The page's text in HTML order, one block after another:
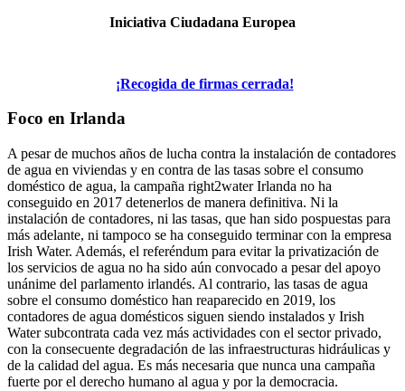
Iniciativa Ciudadana Europea
¡Recogida de firmas cerrada!
Foco en Irlanda
A pesar de muchos años de lucha contra la instalación de contadores
de agua en viviendas y en contra de las tasas sobre el consumo
doméstico de agua, la campaña right2water Irlanda no ha
conseguido en 2017 detenerlos de manera definitiva. Ni la
instalación de contadores, ni las tasas, que han sido pospuestas para
más adelante, ni tampoco se ha conseguido terminar con la empresa
Irish Water. Además, el referéndum para evitar la privatización de
los servicios de agua no ha sido aún convocado a pesar del apoyo
unánime del parlamento irlandés. Al contrario, las tasas de agua
sobre el consumo doméstico han reaparecido en 2019, los
contadores de agua domésticos siguen siendo instalados y Irish
Water subcontrata cada vez más actividades con el sector privado,
con la consecuente degradación de las infraestructuras hidráulicas y
de la calidad del agua. Es más necesaria que nunca una campaña
fuerte por el derecho humano al agua y por la democracia.